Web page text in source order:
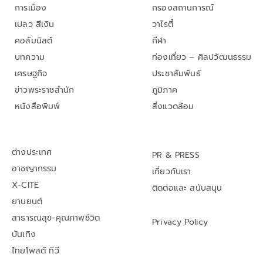
การเมือง
เปลว สีเงิน
คอลัมนิสต์
บทความ
เศรษฐกิจ
ข่าวพระราชสำนัก
หนังสือพิมพ์
กรองสถานการณ์
วาไรตี้
กีฬา
ท่องเที่ยว – ศิลปวัฒนธรรม
ประชาสัมพันธ์
ภูมิภาค
สิ่งแวดล้อม
ต่างประเทศ
อาชญากรรม
X-CITE
ยานยนต์
สาธารณสุข-คุณภาพชีวิต
บันเทิง
ไทยโพสต์ ทีวี
PR & PRESS
เกี่ยวกับเรา
ติดต่อและ สนับสนุน
Privacy Policy